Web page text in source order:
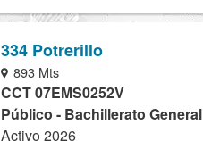
334 Potrerillo
893 Mts
CCT 07EMS0252V
Público - Bachillerato General
Activo 2026